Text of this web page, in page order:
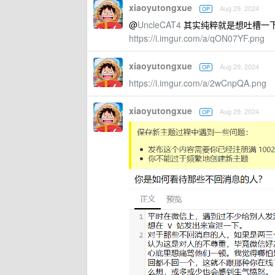
xiaoyutongxue OP Aug 29, 2024
@UncleCAT4 其实纯粹就是想吐槽一
https://i.imgur.com/a/qON07YF.png
xiaoyutongxue OP Aug 29, 2024
https://i.imgur.com/a/2wCnpQA.png
xiaoyutongxue OP Aug 29, 2024